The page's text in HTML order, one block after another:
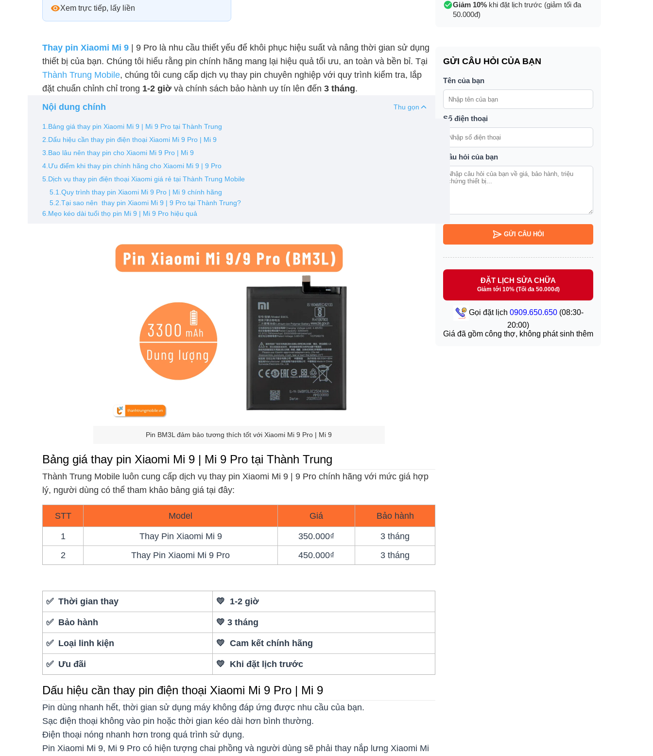
Xem trực tiếp, lấy liền
Thay pin Xiaomi Mi 9 | 9 Pro là nhu cầu thiết yếu để khôi phục hiệu suất và nâng thời gian sử dụng
thiết bị của bạn. Chúng tôi hiểu rằng pin chính hãng mang lại hiệu quả tối ưu, an toàn và bền bỉ. Tại
Thành Trung Mobile, chúng tôi cung cấp dịch vụ thay pin chuyên nghiệp với quy trình kiểm tra, lắp
đặt chuẩn chỉnh chỉ trong 1-2 giờ và chính sách bảo hành uy tín lên đến 3 tháng.
Nội dung chính
Thu gọn
1.Bảng giá thay pin Xiaomi Mi 9 | Mi 9 Pro tại Thành Trung
2.Dấu hiệu cần thay pin điện thoại Xiaomi Mi 9 Pro | Mi 9
3.Bao lâu nên thay pin cho Xiaomi Mi 9 Pro | Mi 9
4.Ưu điểm khi thay pin chính hãng cho Xiaomi Mi 9 | 9 Pro
5.Dịch vụ thay pin điện thoại Xiaomi giá rẻ tại Thành Trung Mobile
5.1.Quy trình thay pin Xiaomi Mi 9 Pro | Mi 9 chính hãng
5.2.Tại sao nên thay pin Xiaomi Mi 9 | 9 Pro tại Thành Trung?
6.Mẹo kéo dài tuổi thọ pin Mi 9 | Mi 9 Pro hiệu quả
Pin BM3L đảm bảo tương thích tốt với Xiaomi Mi 9 Pro | Mi 9
Bảng giá thay pin Xiaomi Mi 9 | Mi 9 Pro tại Thành Trung
Thành Trung Mobile luôn cung cấp dịch vụ thay pin Xiaomi Mi 9 | 9 Pro chính hãng với mức giá hợp
lý, người dùng có thể tham khảo bảng giá tại đây:
STT Model Giá Bảo hành
1 Thay Pin Xiaomi Mi 9 350.000₫
3 tháng
2
Thay Pin Xiaomi Mi 9 Pro 450.000₫ 3 tháng
✅ Thời gian thay 💛 1-2 giờ
✅ Bảo hành 💛 3 tháng
✅ Loại linh kiện 💛 Cam kết chính hãng
✅ Ưu đãi 💛 Khi đặt lịch trước
Dấu hiệu cần thay pin điện thoại Xiaomi Mi 9 Pro | Mi 9
Pin dùng nhanh hết, thời gian sử dụng máy không đáp ứng được nhu cầu của bạn.
Sạc điện thoại không vào pin hoặc thời gian kéo dài hơn bình thường.
Điện thoại nóng nhanh hơn trong quá trình sử dụng.
Pin Xiaomi Mi 9, Mi 9 Pro có hiện tượng chai phồng và người dùng sẽ phải thay nắp lưng Xiaomi Mi
Giảm 10% khi đặt lịch trước (giảm tối đa
50.000đ)
GỬI CÂU HỎI CỦA BẠN
Tên của bạn
Số điện thoại
Câu hỏi của bạn
GỬI CÂU HỎI
ĐẶT LỊCH SỬA CHỮA
Giảm tới 10% (Tối đa 50.000đ)
Gọi đặt lịch 0909.650.650(08:30-
20:00)
Giá đã gồm công thợ, không phát sinh thêm